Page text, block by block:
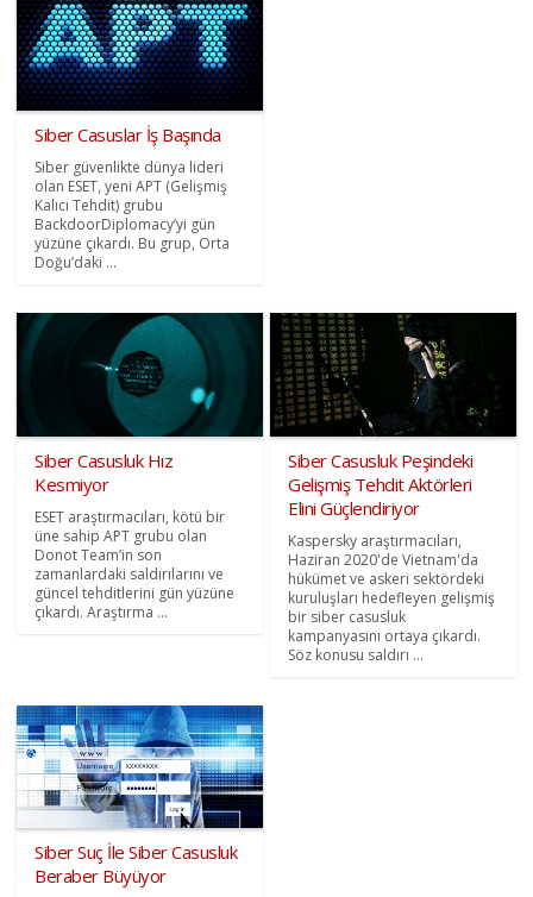
Siber Casuslar İş Başında
Siber güvenlikte dünya lideri
olan ESET, yeni APT (Gelişmiş
Kalıcı Tehdit) grubu
BackdoorDiplomacy’yi gün
yüzüne çıkardı. Bu grup, Orta
Doğu’daki ...
Siber Casusluk Hız
Kesmiyor
ESET araştırmacıları, kötü bir
üne sahip APT grubu olan
Donot Team’in son
zamanlardaki saldırılarını ve
güncel tehditlerini gün yüzüne
çıkardı. Araştırma ...
Siber Casusluk Peşindeki
Gelişmiş Tehdit Aktörleri
Elini Güçlendiriyor
Kaspersky araştırmacıları,
Haziran 2020'de Vietnam'da
hükümet ve askeri sektördeki
kuruluşları hedefleyen gelişmiş
bir siber casusluk
kampanyasını ortaya çıkardı.
Söz konusu saldırı ...
Siber Suç İle Siber Casusluk
Beraber Büyüyor